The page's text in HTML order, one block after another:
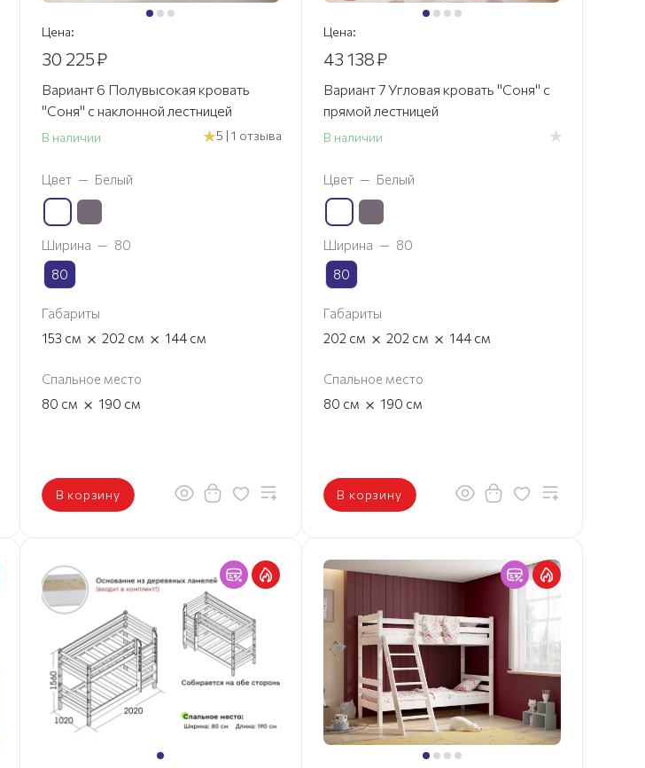
Цена:
30 225₽
Вариант 6 Полувысокая кровать
"Соня" с наклонной лестницей
В наличии 5 | 1 отзыва
Цвет — Белый
Ширина — 80
80
Габариты
153 см × 202 см × 144 см
Спальное место
80 см × 190 см
В корзину
Цена:
43 138₽
Вариант 7 Угловая кровать "Соня" с
прямой лестницей
В наличии
Цвет — Белый
Ширина — 80
80
Габариты
202 см × 202 см × 144 см
Спальное место
80 см × 190 см
В корзину